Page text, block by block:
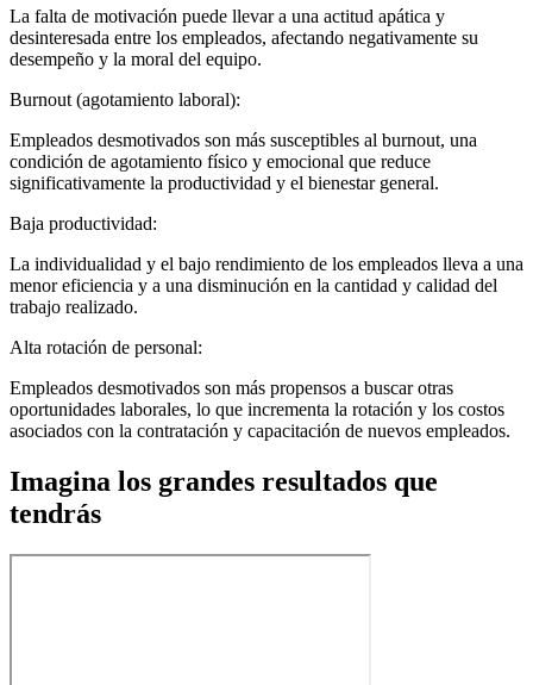
La falta de motivación puede llevar a una actitud apática y
desinteresada entre los empleados, afectando negativamente su
desempeño y la moral del equipo.
Burnout (agotamiento laboral):
Empleados desmotivados son más susceptibles al burnout, una
condición de agotamiento físico y emocional que reduce
significativamente la productividad y el bienestar general.
Baja productividad:
La individualidad y el bajo rendimiento de los empleados lleva a una
menor eficiencia y a una disminución en la cantidad y calidad del
trabajo realizado.
Alta rotación de personal:
Empleados desmotivados son más propensos a buscar otras
oportunidades laborales, lo que incrementa la rotación y los costos
asociados con la contratación y capacitación de nuevos empleados.
Imagina los grandes resultados que
tendrás